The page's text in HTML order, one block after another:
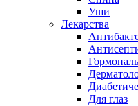
Уши
Лекарства
Для глаз